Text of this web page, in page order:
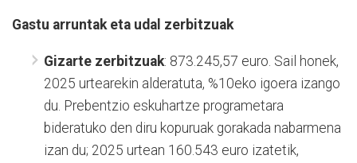
Gastu arruntak eta udal zerbitzuak
Gizarte zerbitzuak: 873.245,57 euro. Sail honek,
2025 urtearekin alderatuta, %10eko igoera izango
du. Prebentzio eskuhartze programetara
bideratuko den diru kopuruak gorakada nabarmena
izan du; 2025 urtean 160.543 euro izatetik,